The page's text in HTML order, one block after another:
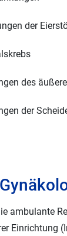
der
des
der
ambulante
Einrichtung